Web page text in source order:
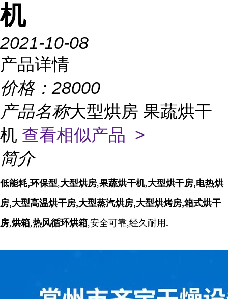
机
2021-10-08
产品详情
价格： 28000
产品名称大型烘房 果蔬烘干
机 查看相似产品 >
简介
低能耗,环保型,大型烘房,果蔬烘干机,大型烘干房,电热烘
房,大型高温烘干房,大型蒸汽烘房,大型烘烤房,箱式烘干
房,烘箱,热风循环烘箱,安全可靠,经久耐用 .